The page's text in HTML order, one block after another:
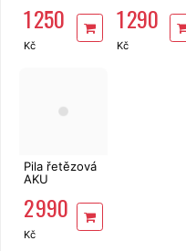
GE-CH 1846
Li-Solo X-
Change
1 250
Kč
Change 18V
Li-ion
1 290
Kč
Pila řetězová
AKU
Einhell GE-LC
18/25 Li Kit X-
Change
2 990
Kč